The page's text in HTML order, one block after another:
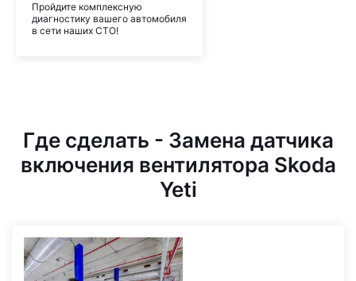
Пройдите комплексную
диагностику вашего автомобиля
в сети наших СТО!
Где сделать - Замена датчика
включения вентилятора Skoda
Yeti